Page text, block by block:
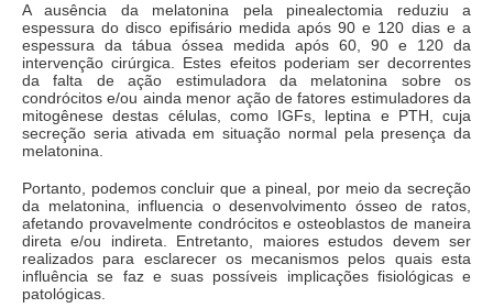
A ausência da melatonina pela pinealectomia reduziu a
espessura do disco epifisário medida após 90 e 120 dias e a
espessura da tábua óssea medida após 60, 90 e 120 da
intervenção cirúrgica. Estes efeitos poderiam ser decorrentes
da falta de ação estimuladora da melatonina sobre os
condrócitos e/ou ainda menor ação de fatores estimuladores da
mitogênese destas células, como IGFs, leptina e PTH, cuja
secreção seria ativada em situação normal pela presença da
melatonina.
Portanto, podemos concluir que a pineal, por meio da secreção
da melatonina, influencia o desenvolvimento ósseo de ratos,
afetando provavelmente condrócitos e osteoblastos de maneira
direta e/ou indireta. Entretanto, maiores estudos devem ser
realizados para esclarecer os mecanismos pelos quais esta
influência se faz e suas possíveis implicações fisiológicas e
patológicas.